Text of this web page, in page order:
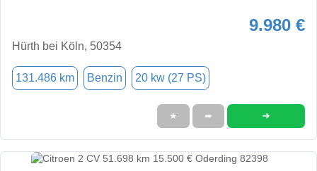
9.980 €
Hürth bei Köln, 50354
131.486 km Benzin 20 kw (27 PS)
★ ➦ ➜